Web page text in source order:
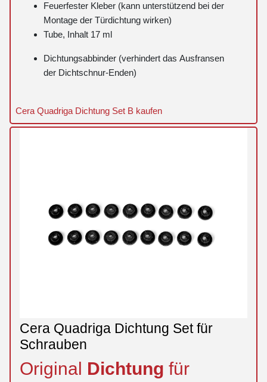
Feuerfester Kleber (kann unterstützend bei der
Montage der Türdichtung wirken)
Tube, Inhalt 17 ml
Dichtungsabbinder (verhindert das Ausfransen
der Dichtschnur-Enden)
Cera Quadriga Dichtung Set B kaufen
Cera Quadriga Dichtung Set für
Schrauben
Original Dichtung für